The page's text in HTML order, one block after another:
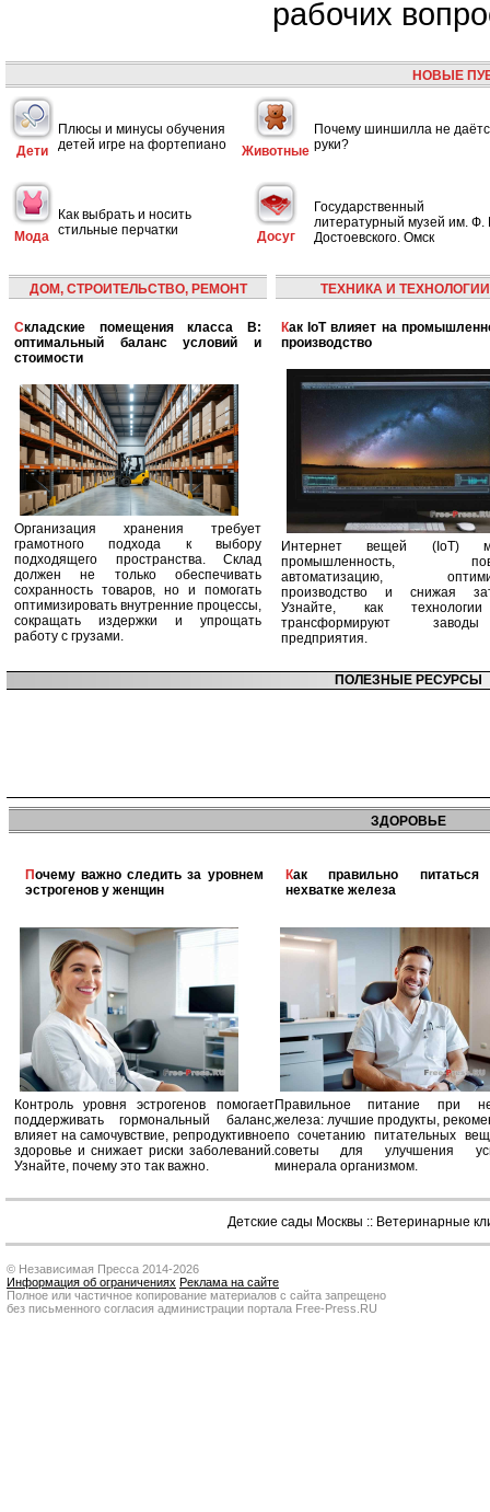
рабочих
НОВЫЕ
Дети
Плюсы и минусы обучения
детей игре на фортепиано
Животные
Почему шиншилла не
руки?
Мода
Как выбрать и носить
стильные перчатки
Досуг
Государственный
литературный музей им. Ф.
Достоевского. Омск
ДОМ, СТРОИТЕЛЬСТВО, РЕМОНТ
Складские помещения класса B:
оптимальный баланс условий и
стоимости
Организация хранения требует
грамотного подхода к выбору
подходящего пространства. Склад
должен не только обеспечивать
сохранность товаров, но и помогать
оптимизировать внутренние процессы,
сокращать издержки и упрощать
работу с грузами.
ТЕХНИКА И ТЕХНОЛОГИИ
Как IoT влияет на промышленность и
производство
Интернет вещей (IoT)
промышленность,
автоматизацию,
производство и снижая
Узнайте, как
трансформируют
предприятия.
ПОЛЕЗНЫЕ РЕСУРСЫ
ЗДОРОВЬЕ
Почему важно следить за уровнем
эстрогенов у женщин
Контроль уровня эстрогенов помогает
поддерживать гормональный баланс,
влияет на самочувствие, репродуктивное
здоровье и снижает риски заболеваний.
Узнайте, почему это так важно.
Как правильно питаться при
нехватке железа
Правильное питание при
железа: лучшие продукты,
по сочетанию питательных
советы для улучшения
минерала организмом.
Детские сады Москвы :: Ветеринарные
© Независимая Пресса 2014-2026
Информация об ограничениях Реклама на сайте
Полное или частичное копирование материалов с сайта запрещено
без письменного согласия администрации портала Free-Press.RU